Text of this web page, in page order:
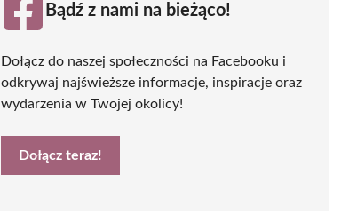
Bądź z nami na bieżąco!
Dołącz do naszej społeczności na Facebooku i
odkrywaj najświeższe informacje, inspiracje oraz
wydarzenia w Twojej okolicy!
Dołącz teraz!